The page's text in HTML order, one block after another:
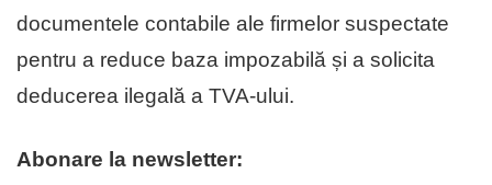
documentele contabile ale firmelor suspectate
pentru a reduce baza impozabilă și a solicita
deducerea ilegală a TVA-ului.
Abonare la newsletter: